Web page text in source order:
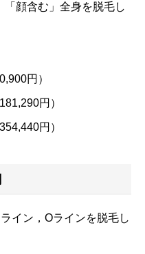
「顔含む」全身を脱毛し
円）
円）
円）
イン，Oラインを脱毛し